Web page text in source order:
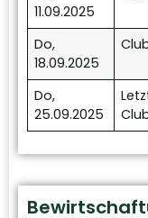
11.09.2025
Do,
18.09.2025
Do,
25.09.2025